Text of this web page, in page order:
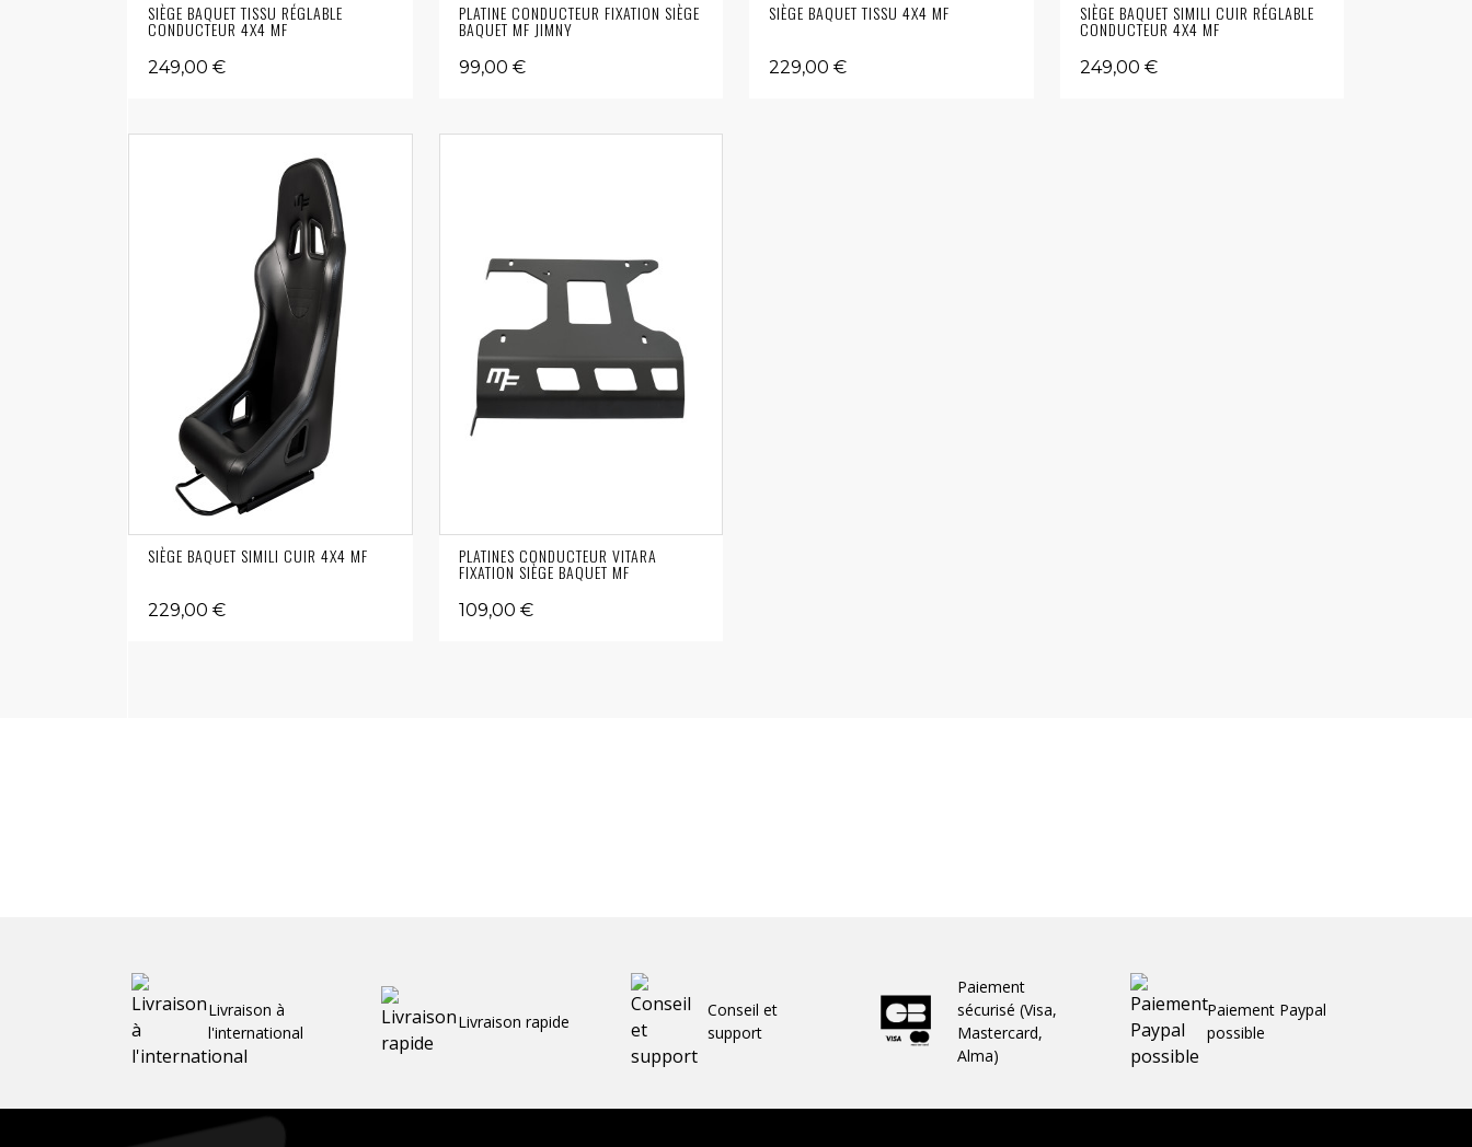
SIÈGE BAQUET TISSU RÉGLABLE
CONDUCTEUR 4X4 MF
249,00 €
PLATINE CONDUCTEUR FIXATION SIÈGE
BAQUET MF JIMNY
99,00 €
SIÈGE BAQUET TISSU 4X4 MF
229,00 €
SIÈGE BAQUET SIMILI CUIR RÉGLABLE
CONDUCTEUR 4X4 MF
249,00 €
SIÈGE BAQUET SIMILI CUIR 4X4 MF
229,00 €
PLATINES CONDUCTEUR VITARA
FIXATION SIÈGE BAQUET MF
109,00 €
Livraison à
l'international
Livraison rapide
Conseil et
support
Paiement
sécurisé (Visa,
Mastercard,
Alma)
Paiement Paypal
possible